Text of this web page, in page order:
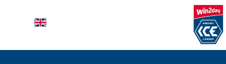
Sprache auswählen